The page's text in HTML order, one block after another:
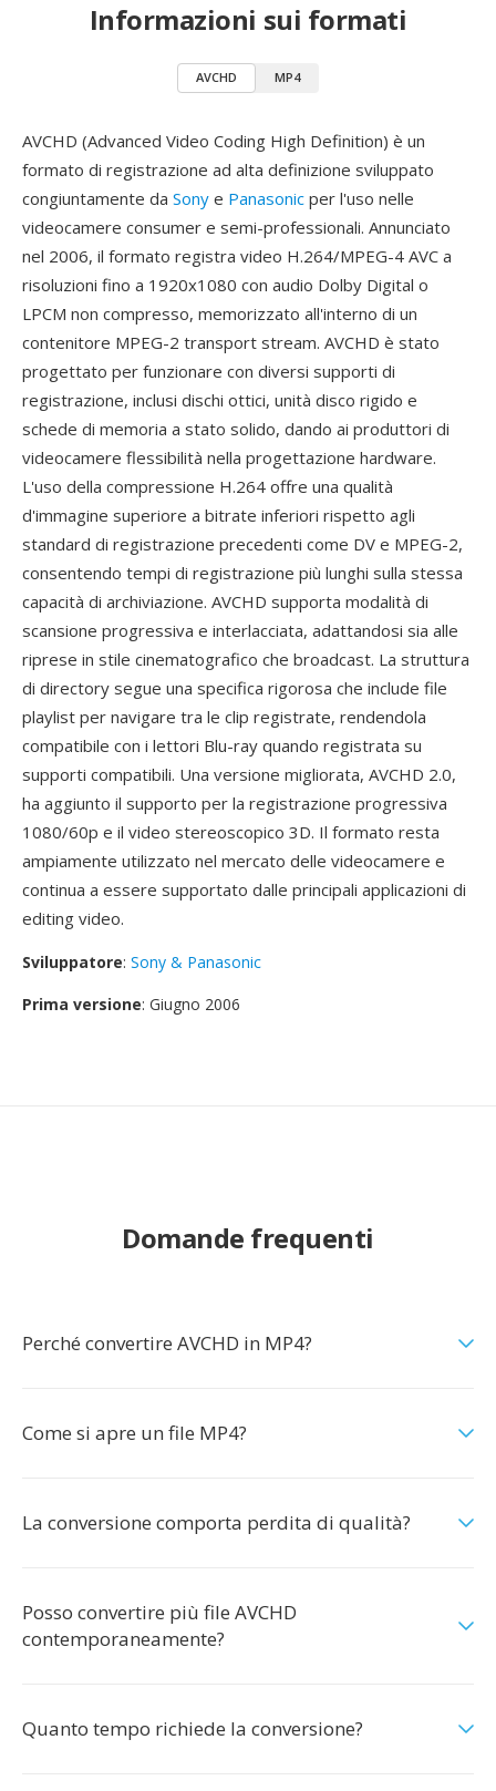
Informazioni sui formati
AVCHD MP4
AVCHD (Advanced Video Coding High Definition) è un
formato di registrazione ad alta definizione sviluppato
congiuntamente da Sony e Panasonic per l'uso nelle
videocamere consumer e semi-professionali. Annunciato
nel 2006, il formato registra video H.264/MPEG-4 AVC a
risoluzioni fino a 1920x1080 con audio Dolby Digital o
LPCM non compresso, memorizzato all'interno di un
contenitore MPEG-2 transport stream. AVCHD è stato
progettato per funzionare con diversi supporti di
registrazione, inclusi dischi ottici, unità disco rigido e
schede di memoria a stato solido, dando ai produttori di
videocamere flessibilità nella progettazione hardware.
L'uso della compressione H.264 offre una qualità
d'immagine superiore a bitrate inferiori rispetto agli
standard di registrazione precedenti come DV e MPEG-2,
consentendo tempi di registrazione più lunghi sulla stessa
capacità di archiviazione. AVCHD supporta modalità di
scansione progressiva e interlacciata, adattandosi sia alle
riprese in stile cinematografico che broadcast. La struttura
di directory segue una specifica rigorosa che include file
playlist per navigare tra le clip registrate, rendendola
compatibile con i lettori Blu-ray quando registrata su
supporti compatibili. Una versione migliorata, AVCHD 2.0,
ha aggiunto il supporto per la registrazione progressiva
1080/60p e il video stereoscopico 3D. Il formato resta
ampiamente utilizzato nel mercato delle videocamere e
continua a essere supportato dalle principali applicazioni di
editing video.
Sviluppatore: Sony & Panasonic
Prima versione: Giugno 2006
Domande frequenti
Perché convertire AVCHD in MP4?
Come si apre un file MP4?
La conversione comporta perdita di qualità?
Posso convertire più file AVCHD
contemporaneamente?
Quanto tempo richiede la conversione?